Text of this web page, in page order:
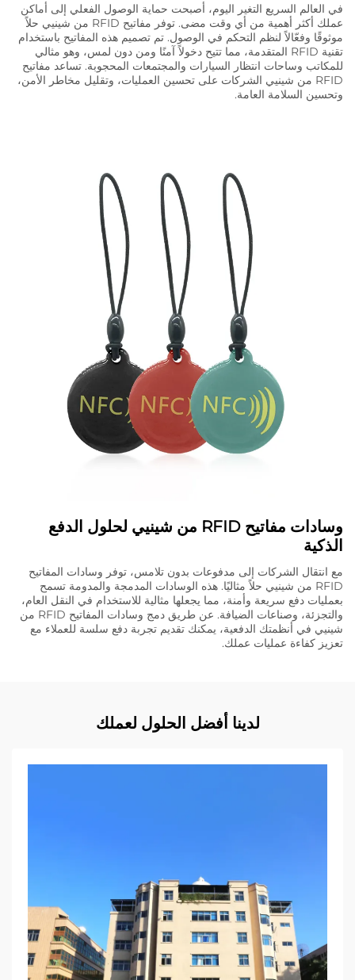
في العالم السريع التغير اليوم، أصبحت حماية الوصول الفعلي إلى أماكن
عملك أكثر أهمية من أي وقت مضى. توفر مفاتيح RFID من شينيي حلاً
موثوقًا وفعّالاً لنظم التحكم في الوصول. تم تصميم هذه المفاتيح باستخدام
تقنية RFID المتقدمة، مما تتيح دخولاً آمنًا ومن دون لمس، وهو مثالي
للمكاتب وساحات انتظار السيارات والمجتمعات المحجوبة. تساعد مفاتيح
RFID من شينيي الشركات على تحسين العمليات، وتقليل مخاطر الأمن،
وتحسين السلامة العامة.
وسادات مفاتيح RFID من شينيي لحلول الدفع
الذكية
مع انتقال الشركات إلى مدفوعات بدون تلامس، توفر وسادات المفاتيح
RFID من شينيي حلاً مثاليًا. هذه الوسادات المدمجة والمدومة تسمح
بعمليات دفع سريعة وأمنة، مما يجعلها مثالية للاستخدام في النقل العام،
والتجزئة، وصناعات الضيافة. عن طريق دمج وسادات المفاتيح RFID من
شينيي في أنظمتك الدفعية، يمكنك تقديم تجربة دفع سلسة للعملاء مع
تعزيز كفاءة عمليات عملك.
لدينا أفضل الحلول لعملك